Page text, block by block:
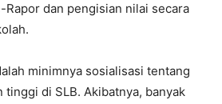
dan pengisian nilai secara
minimnya sosialisasi tentang
di SLB. Akibatnya, banyak